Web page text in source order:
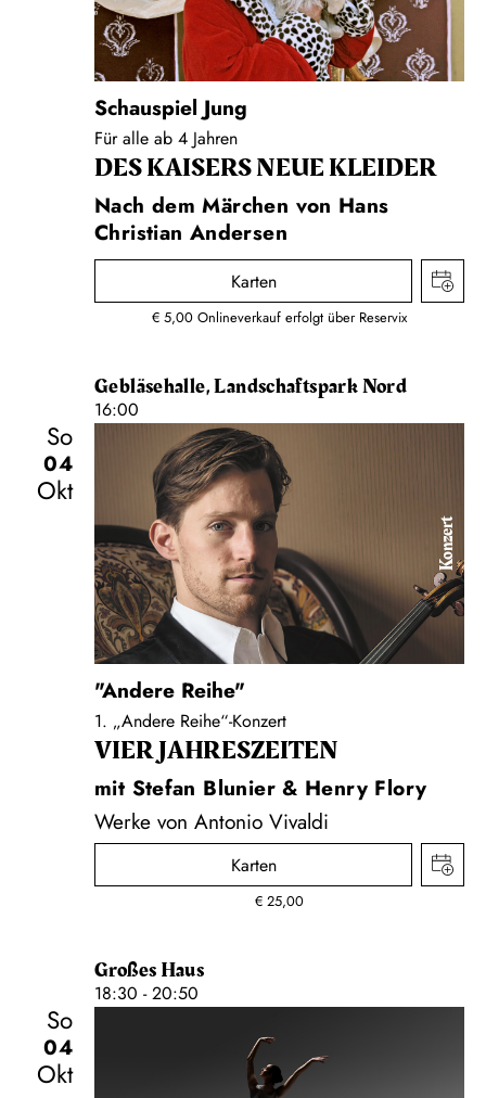
Schauspiel Jung
Für alle ab 4 Jahren
DES KAISERS NEUE KLEIDER
Nach dem Märchen von Hans
Christian Andersen
Karten
€ 5,00 Onlineverkauf erfolgt über Reservix
Gebläsehalle, Landschaftspark Nord
16:00
So
04
Okt
Konzert
"Andere Reihe"
1. „Andere Reihe“-Konzert
VIER JAHRESZEITEN
mit Stefan Blunier & Henry Flory
Werke von Antonio Vivaldi
Karten
€ 25,00
Großes Haus
18:30 - 20:50
So
04
Okt